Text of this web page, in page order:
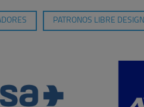
PATRONOS LIBRE